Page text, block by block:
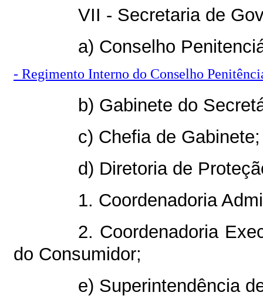
VII - Secretaria de
a) Conselho
- Regimento Interno do Conselho
b) Gabinete do
c) Chefia de Gabinete;
d) Diretoria de
1. Coordenadoria
2. Coordenadoria
do Consumidor;
e) Superintendência